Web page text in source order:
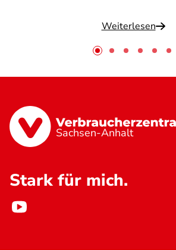
Weiterlesen
Sachsen-Anhalt
Stark für mich.